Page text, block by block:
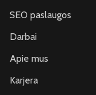
SEO paslaugos
Darbai
Apie mus
Karjera